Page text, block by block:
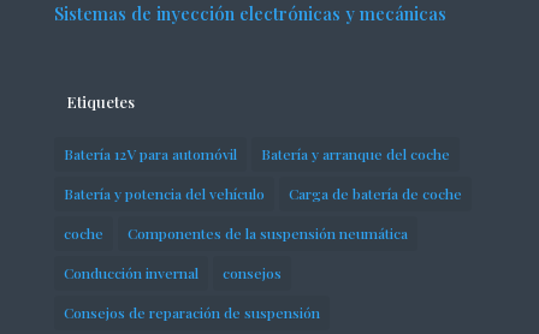
Sistemas de inyección electrónicas y mecánicas
Etiquetes
Batería 12V para automóvil Batería y arranque del coche
Batería y potencia del vehículo Carga de batería de coche
coche Componentes de la suspensión neumática
Conducción invernal consejos
Consejos de reparación de suspensión